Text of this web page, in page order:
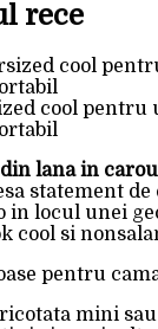
rece
cool pentru
din lana in
statement
in locul unei
cool si
pentru
mini